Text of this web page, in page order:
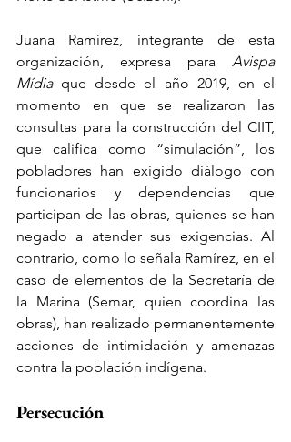
Juana Ramírez, integrante de esta
organización, expresa para Avispa
Mídia que desde el año 2019, en el
momento en que se realizaron las
consultas para la construcción del CIIT,
que califica como “simulación”, los
pobladores han exigido diálogo con
funcionarios y dependencias que
participan de las obras, quienes se han
negado a atender sus exigencias. Al
contrario, como lo señala Ramírez, en el
caso de elementos de la Secretaría de
la Marina (Semar, quien coordina las
obras), han realizado permanentemente
acciones de intimidación y amenazas
contra la población indígena.
Persecución